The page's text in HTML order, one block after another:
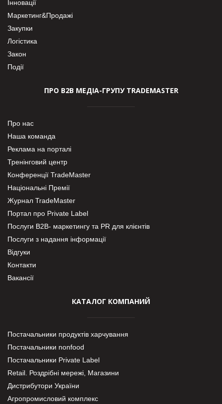
Інновації
Маркетинг&Продажі
Закупки
Логістика
Закон
Події
ПРО В2В МЕДІА-ГРУПУ TRADEMASTER
Про нас
Наша команда
Реклама на порталі
Тренінговий центр
Конференції TradeMaster
Національні Премії
Журнал TradeMaster
Портал про Private Label
Послуги В2В- маркетингу та PR для клієнтів
Послуги з надання інформації
Відгуки
Контакти
Вакансії
КАТАЛОГ КОМПАНИЙ
Постачальники продуктів харчування
Постачальники nonfood
Постачальники Private Label
Retail. Роздрібні мережі, Магазини
Дистрибутори України
Агропромисловий комплекс